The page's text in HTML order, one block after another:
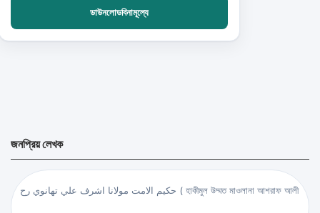
ডাউনলোডবিনামূল্যে
জনপ্রিয় লেখক
حكيم الامت مولانا اشرف علي تهانوي رح ( হাকীমুল উম্মত মাওলানা আশরাফ আলী